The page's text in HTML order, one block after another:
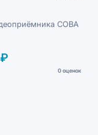
СОВА
0 оценок